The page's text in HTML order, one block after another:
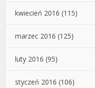
kwiecień 2016 (115)
marzec 2016 (125)
luty 2016 (95)
styczeń 2016 (106)